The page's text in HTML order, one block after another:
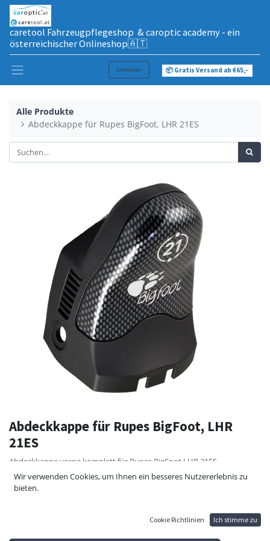
caretool Fahrzeugpflegeshop & caroptic academy - ein
österreichischer Onlineshop🇦🇹
Anmelden 📦 Gratis Versand ab €65,-
Alle Produkte
Abdeckkappe für Rupes BigFoot, LHR 21ES
Abdeckkappe für Rupes BigFoot, LHR
21ES
Abdeckkappe vorne komplett für Rupes BigFoot LHR 21ES
38,40€
Wir verwenden Cookies, um Ihnen ein besseres Nutzererlebnis zu
bieten.
Cookie Richtlinien Ich stimme zu